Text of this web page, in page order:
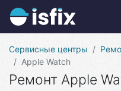
Сервисные центры
Apple Watch
Ремонт Apple